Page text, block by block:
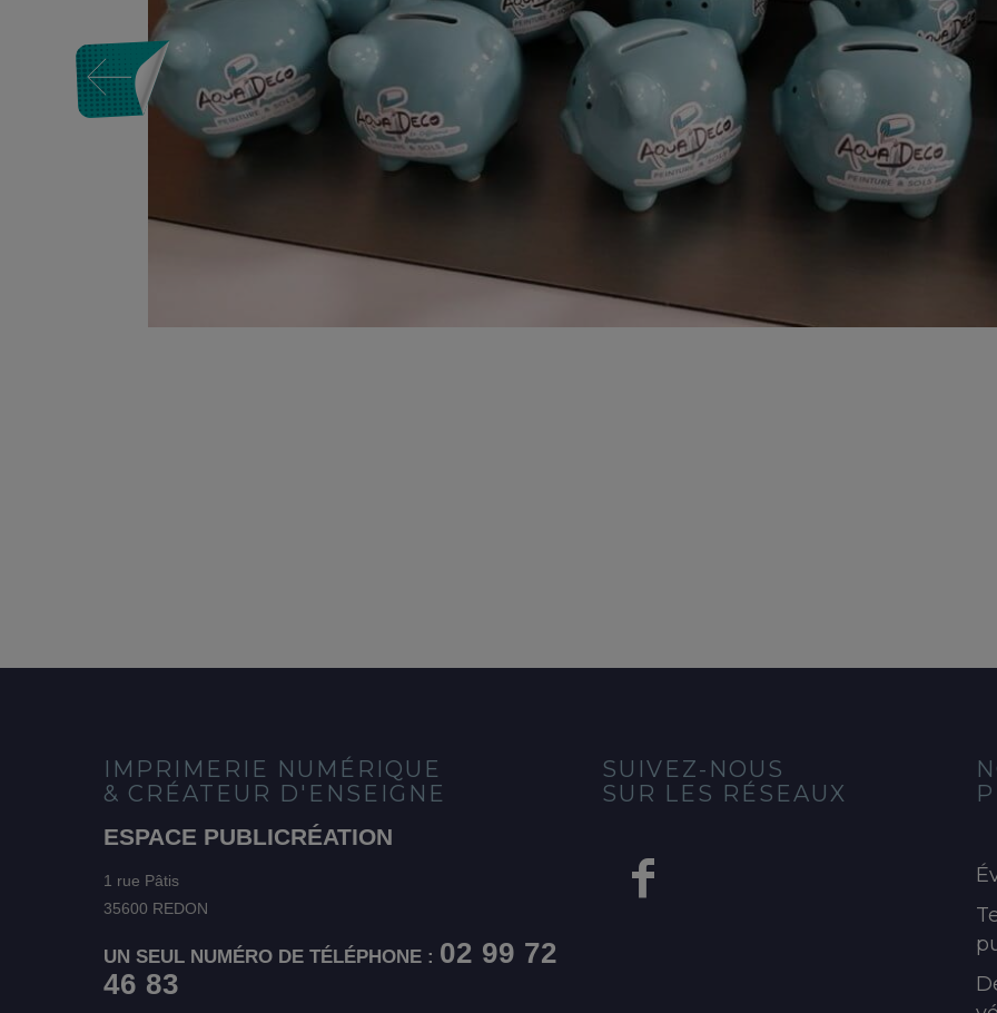
IMPRIMERIE NUMÉRIQUE
& CRÉATEUR D'ENSEIGNE
ESPACE PUBLICRÉATION
1 rue Pâtis
35600 REDON
UN SEUL NUMÉRO DE TÉLÉPHONE : 02 99 72
46 83
SUIVEZ-NOUS
SUR LES RÉSEAUX